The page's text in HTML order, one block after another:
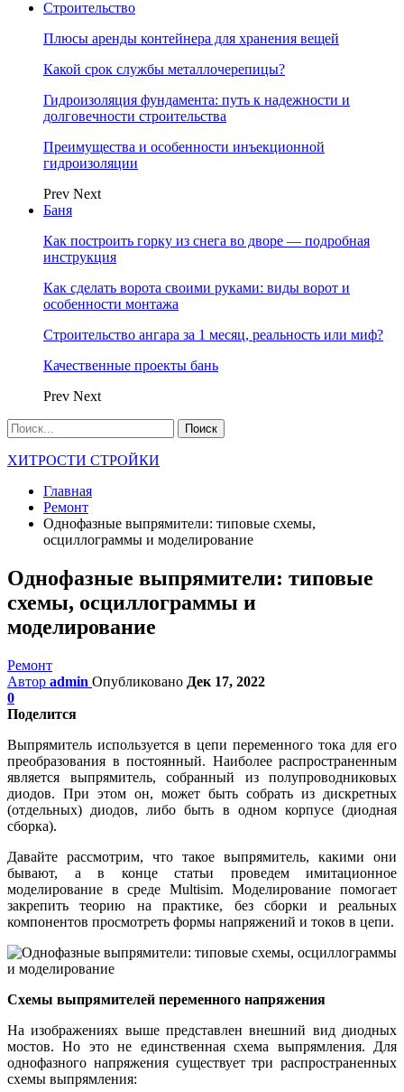
Строительство
Плюсы аренды контейнера для хранения вещей
Какой срок службы металлочерепицы?
Гидроизоляция фундамента: путь к надежности и
долговечности строительства
Преимущества и особенности инъекционной
гидроизоляции
Prev Next
Баня
Как построить горку из снега во дворе — подробная
инструкция
Как сделать ворота своими руками: виды ворот и
особенности монтажа
Строительство ангара за 1 месяц, реальность или миф?
Качественные проекты бань
Prev Next
ХИТРОСТИ СТРОЙКИ
Главная
Ремонт
Однофазные выпрямители: типовые схемы,
осциллограммы и моделирование
Однофазные выпрямители: типовые
схемы, осциллограммы и
моделирование
Ремонт
Автор admin Опубликовано Дек 17, 2022
0
Поделится
Выпрямитель используется в цепи переменного тока для его
преобразования в постоянный. Наиболее распространенным
является выпрямитель, собранный из полупроводниковых
диодов. При этом он, может быть собрать из дискретных
(отдельных) диодов, либо быть в одном корпусе (диодная
сборка).
Давайте рассмотрим, что такое выпрямитель, какими они
бывают, а в конце статьи проведем имитационное
моделирование в среде Multisim. Моделирование помогает
закрепить теорию на практике, без сборки и реальных
компонентов просмотреть формы напряжений и токов в цепи.
Схемы выпрямителей переменного напряжения
На изображениях выше представлен внешний вид диодных
мостов. Но это не единственная схема выпрямления. Для
однофазного напряжения существует три распространенных
схемы выпрямления: